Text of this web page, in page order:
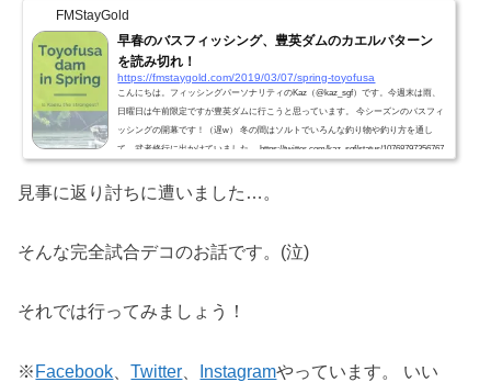
FMStayGold
早春のバスフィッシング、豊英ダムのカエルパターン
を読み切れ！
https://fmstaygold.com/2019/03/07/spring-toyofusa
こんにちは。フィッシングパーソナリティのKaz（@kaz_sgf）です。今週末は雨、
日曜日は午前限定ですが豊英ダムに行こうと思っています。 今シーズンのバスフィ
ッシングの開幕です！（遅w） 冬の間はソルトでいろんな釣り物や釣り方を通し
て、武者修行に出かけていました。 https://twitter.com/kaz_sgf/status/10768797356767
ーマがありました。レンジとロッドのベリーの使い方これを強く意識して釣りして
いたんですよね。バスフィッシングにおいても、レン...
見事に返り討ちに遭いました…。
そんな完全試合デコのお話です。(泣)
それでは行ってみましょう！
※Facebook 、Twitter Instagramやっています。 いい